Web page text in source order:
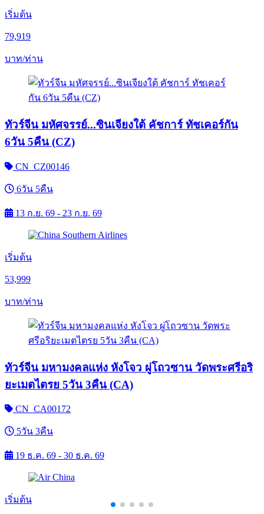
เริ่มต้น
79,919
บาท/ท่าน
ทัวร์จีน มหัศจรรย์...ซินเจียงใต้ คัชการ์ ทัชเคอร์กัน
6วัน 5คืน (CZ)
CN_CZ00146
6วัน 5คืน
13 ก.ย. 69 - 23 ก.ย. 69
เริ่มต้น
53,999
บาท/ท่าน
ทัวร์จีน มหามงคลแห่ง หังโจว ผู่โถวซาน วัดพระศรีอริ
ยะเมตไตรย 5วัน 3คืน (CA)
CN_CA00172
5วัน 3คืน
19 ธ.ค. 69 - 30 ธ.ค. 69
เริ่มต้น